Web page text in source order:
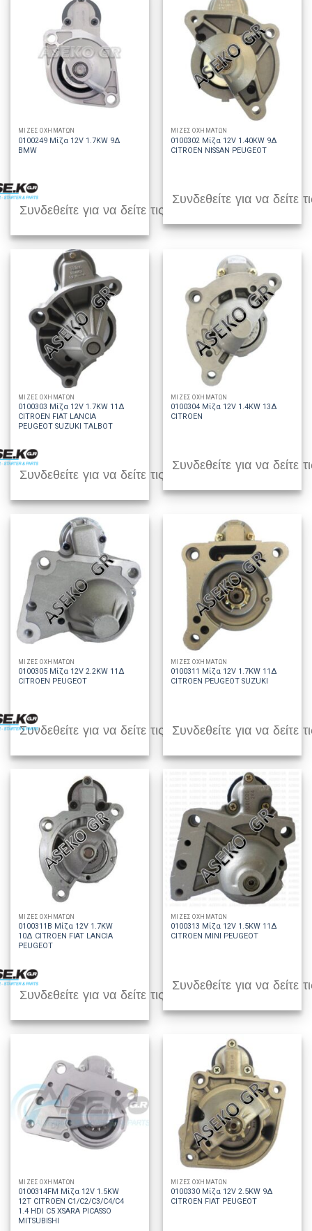
ΜΙΖΕΣ ΟΧΗΜΑΤΩΝ
0100249 Μίζα 12V 1.7KW 9Δ
BMW
Συνδεθείτε για να δείτε τις τιμές
ΜΙΖΕΣ ΟΧΗΜΑΤΩΝ
0100302 Μίζα 12V 1.40KW 9Δ
CITROEN NISSAN PEUGEOT
Συνδεθείτε για να δείτε
ΜΙΖΕΣ ΟΧΗΜΑΤΩΝ
0100303 Μίζα 12V 1.7KW 11Δ
CITROEN FIAT LANCIA
PEUGEOT SUZUKI TALBOT
Συνδεθείτε για να δείτε τις τιμές
ΜΙΖΕΣ ΟΧΗΜΑΤΩΝ
0100304 Μίζα 12V 1.4KW 13Δ
CITROEN
Συνδεθείτε για να δείτε
ΜΙΖΕΣ ΟΧΗΜΑΤΩΝ
0100305 Μίζα 12V 2.2KW 11Δ
CITROEN PEUGEOT
Συνδεθείτε για να δείτε τις τιμές
ΜΙΖΕΣ ΟΧΗΜΑΤΩΝ
0100311 Μίζα 12V 1.7KW 11Δ
CITROEN PEUGEOT SUZUKI
Συνδεθείτε για να δείτε
ΜΙΖΕΣ ΟΧΗΜΑΤΩΝ
0100311B Μίζα 12V 1.7KW
10Δ CITROEN FIAT LANCIA
PEUGEOT
Συνδεθείτε για να δείτε τις τιμές
ΜΙΖΕΣ ΟΧΗΜΑΤΩΝ
0100313 Μίζα 12V 1.5KW 11Δ
CITROEN MINI PEUGEOT
Συνδεθείτε για να δείτε
ΜΙΖΕΣ ΟΧΗΜΑΤΩΝ
0100314FM Μίζα 12V 1.5KW
12T CITROEN C1/C2/C3/C4/C4
1.4 HDI C5 XSARA PICASSO
MITSUBISHI
ΜΙΖΕΣ ΟΧΗΜΑΤΩΝ
0100330 Μίζα 12V 2.5KW 9Δ
CITROEN FIAT PEUGEOT